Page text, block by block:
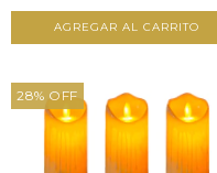
28% OFF